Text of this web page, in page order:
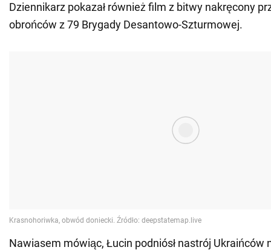
Dziennikarz pokazał również film z bitwy nakręcony
obrońców z 79 Brygady Desantowo-Szturmowej.
Nawiasem mówiąc, Łucin podniósł nastrój Ukraińców